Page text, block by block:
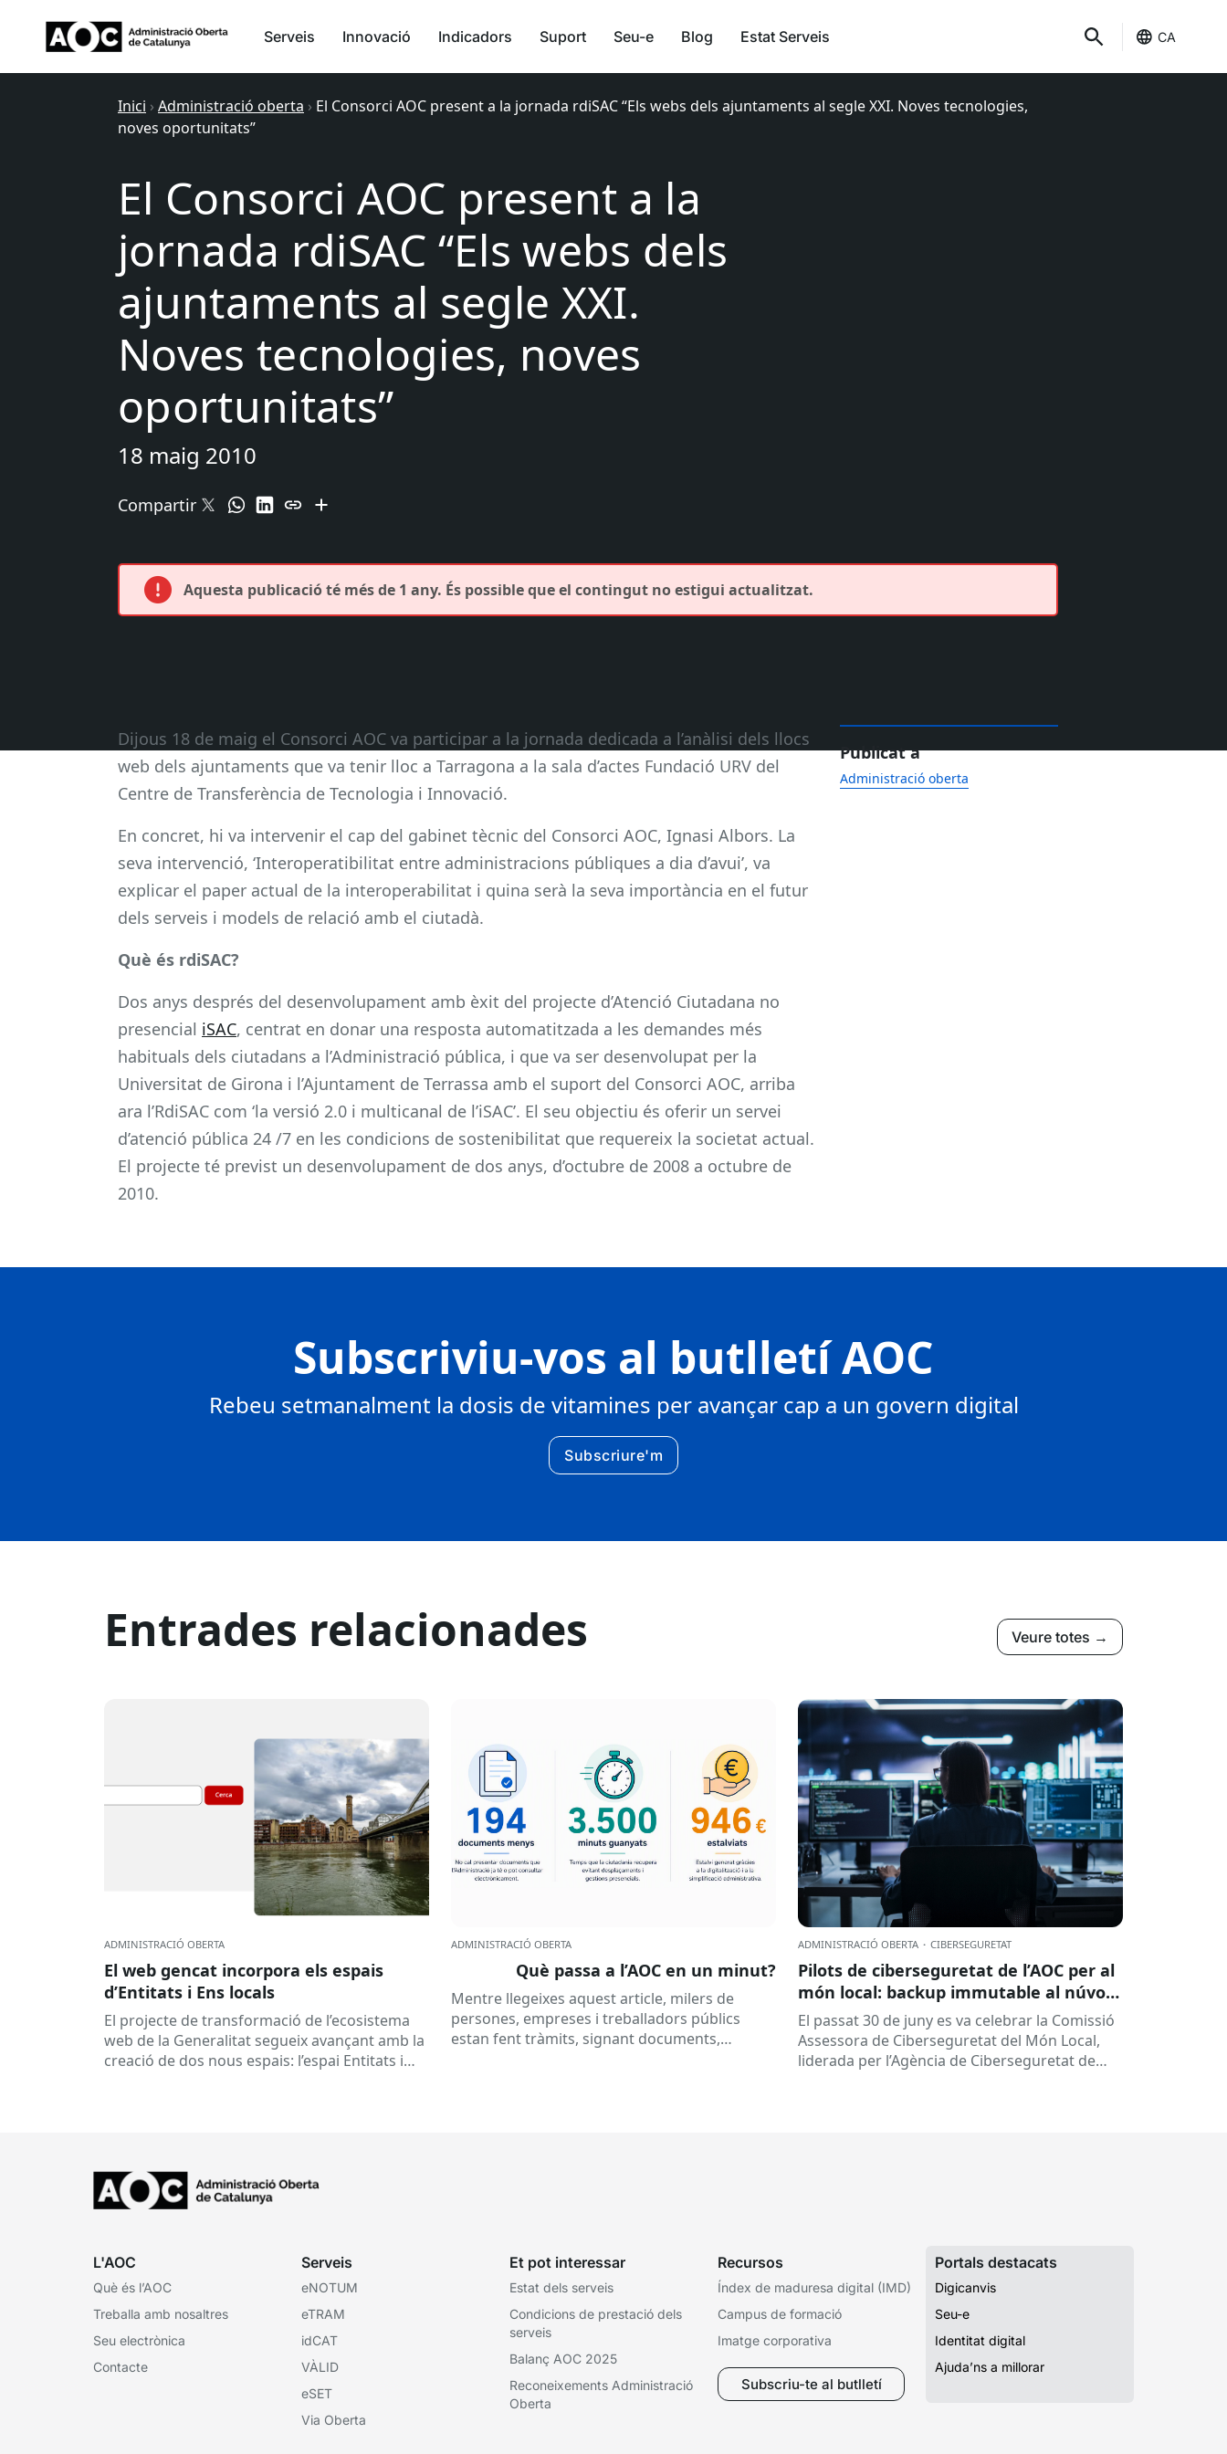
Serveis Innovació Indicadors Suport Seu-e Blog Estat Serveis CA
Inici › Administració oberta › El Consorci AOC present a la jornada rdiSAC “Els webs dels ajuntaments al segle XXI. Noves tecnologies,
noves oportunitats”
El Consorci AOC present a la
jornada rdiSAC “Els webs dels
ajuntaments al segle XXI.
Noves tecnologies, noves
oportunitats”
18 maig 2010
Compartir
Aquesta publicació té més de 1 any. És possible que el contingut no estigui actualitzat.
Dijous 18 de maig el Consorci AOC va participar a la jornada dedicada a l’anàlisi dels llocs
web dels ajuntaments que va tenir lloc a Tarragona a la sala d’actes Fundació URV del
Centre de Transferència de Tecnologia i Innovació.
En concret, hi va intervenir el cap del gabinet tècnic del Consorci AOC, Ignasi Albors. La
seva intervenció, ‘Interoperatibilitat entre administracions públiques a dia d’avui’, va
explicar el paper actual de la interoperabilitat i quina serà la seva importància en el futur
dels serveis i models de relació amb el ciutadà.
Què és rdiSAC?
Dos anys després del desenvolupament amb èxit del projecte d’Atenció Ciutadana no
presencial iSAC, centrat en donar una resposta automatitzada a les demandes més
habituals dels ciutadans a l’Administració pública, i que va ser desenvolupat per la
Universitat de Girona i l’Ajuntament de Terrassa amb el suport del Consorci AOC, arriba
ara l’RdiSAC com ‘la versió 2.0 i multicanal de l’iSAC’. El seu objectiu és oferir un servei
d’atenció pública 24 /7 en les condicions de sostenibilitat que requereix la societat actual.
El projecte té previst un desenvolupament de dos anys, d’octubre de 2008 a octubre de
2010.
Publicat a
Administració oberta
Subscriviu-vos al butlletí AOC
Rebeu setmanalment la dosis de vitamines per avançar cap a un govern digital
Subscriure'm
Entrades relacionades Veure totes →
ADMINISTRACIÓ OBERTA
El web gencat incorpora els espais
d’Entitats i Ens locals
El projecte de transformació de l’ecosistema
web de la Generalitat segueix avançant amb la
creació de dos nous espais: l’espai Entitats i
ADMINISTRACIÓ OBERTA
Què passa a l’AOC en un minut?
Mentre llegeixes aquest article, milers de
persones, empreses i treballadors públics
estan fent tràmits, signant documents,
ADMINISTRACIÓ OBERTA · CIBERSEGURETAT
Pilots de ciberseguretat de l’AOC per al
món local: backup immutable al núvol i
altres
El passat 30 de juny es va celebrar la Comissió
Assessora de Ciberseguretat del Món Local,
liderada per l’Agència de Ciberseguretat de
L'AOC
Què és l’AOC
Treballa amb nosaltres
Seu electrònica
Contacte
Serveis
eNOTUM
eTRAM
idCAT
VÀLID
eSET
Via Oberta
Et pot interessar
Estat dels serveis
Condicions de prestació dels
serveis
Balanç AOC 2025
Reconeixements Administració
Oberta
Recursos
Índex de maduresa digital (IMD)
Campus de formació
Imatge corporativa
Subscriu-te al butlletí
Portals destacats
Digicanvis
Seu-e
Identitat digital
Ajuda’ns a millorar